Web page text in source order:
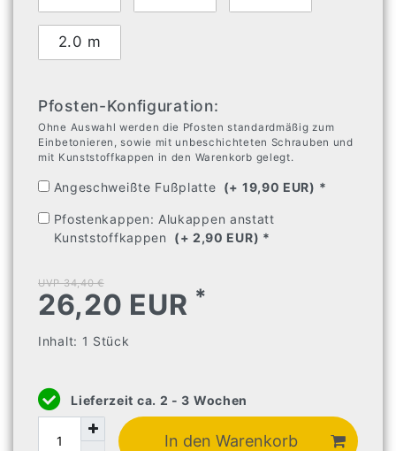
2.0 m
Pfosten-Konfiguration:
Ohne Auswahl werden die Pfosten standardmäßig zum
Einbetonieren, sowie mit unbeschichteten Schrauben und
mit Kunststoffkappen in den Warenkorb gelegt.
Angeschweißte Fußplatte (+ 19,90 EUR) *
Pfostenkappen: Alukappen anstatt
Kunststoffkappen
(+ 2,90 EUR) *
UVP 34,40 €
26,20 EUR *
Inhalt: 1 Stück
Lieferzeit ca. 2 - 3 Wochen
In den Warenkorb